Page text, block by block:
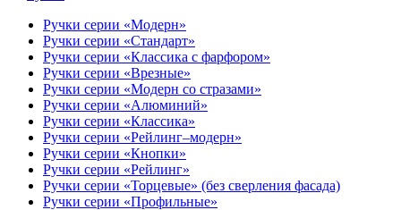
Ручки серии «Модерн»
Ручки серии «Стандарт»
Ручки серии «Классика с фарфором»
Ручки серии «Врезные»
Ручки серии «Модерн со стразами»
Ручки серии «Алюминий»
Ручки серии «Классика»
Ручки серии «Рейлинг–модерн»
Ручки серии «Кнопки»
Ручки серии «Рейлинг»
Ручки серии «Торцевые» (без сверления фасада)
Ручки серии «Профильные»